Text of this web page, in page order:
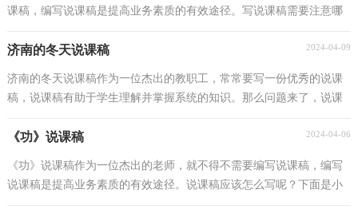
课稿，编写说课稿是提高业务素质的有效途径。写说课稿需要注意哪
济南的冬天说课稿 2024-04-09
济南的冬天说课稿作为一位杰出的教职工，常常要写一份优秀的说课
稿，说课稿有助于学生理解并掌握系统的知识。那么问题来了，说课
《功》说课稿 2024-04-06
《功》说课稿作为一位杰出的老师，就不得不需要编写说课稿，编写
说课稿是提高业务素质的有效途径。说课稿应该怎么写呢？下面是小